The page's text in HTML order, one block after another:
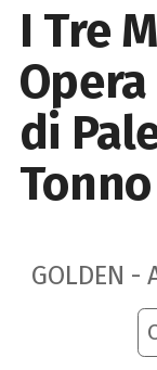
I Tre
di
Tonno
GOLDEN